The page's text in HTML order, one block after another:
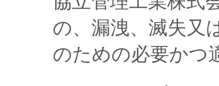
の、漏洩、滅失又
のための必要かつ